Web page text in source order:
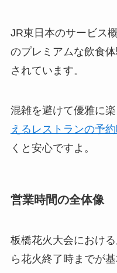
JR東日本のサービス
のプレミアムな飲食
されています。
混雑を避けて優雅に
えるレストランの予
くと安心ですよ。
営業時間の全体像
板橋花火大会におけ
ら花火終了時までが基